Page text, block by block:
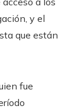
y el
que están
fue